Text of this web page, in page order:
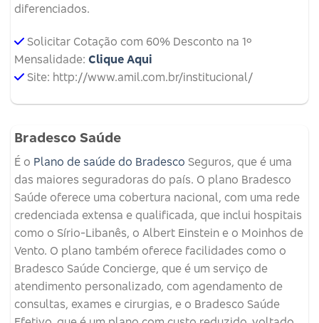
diferenciados.
Solicitar Cotação com 60% Desconto na 1º
Mensalidade: Clique Aqui
Site: http://www.amil.com.br/institucional/
Bradesco Saúde
É o Plano de saúde do Bradesco Seguros, que é uma
das maiores seguradoras do país. O plano Bradesco
Saúde oferece uma cobertura nacional, com uma rede
credenciada extensa e qualificada, que inclui hospitais
como o Sírio-Libanês, o Albert Einstein e o Moinhos de
Vento. O plano também oferece facilidades como o
Bradesco Saúde Concierge, que é um serviço de
atendimento personalizado, com agendamento de
consultas, exames e cirurgias, e o Bradesco Saúde